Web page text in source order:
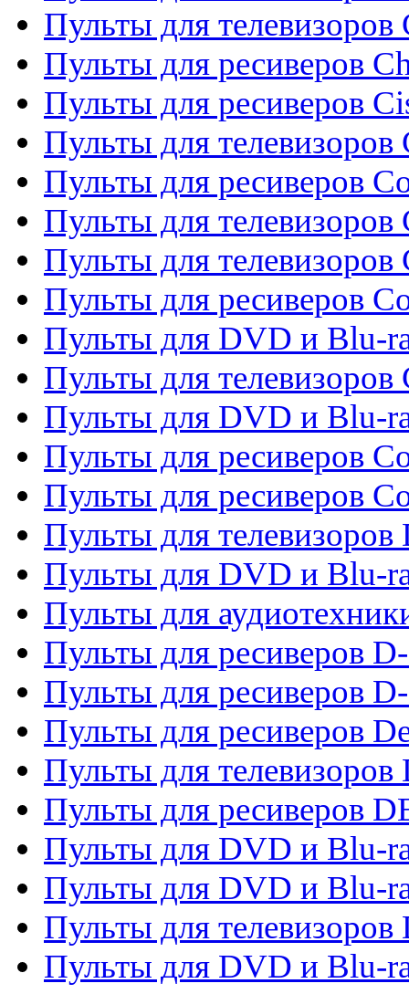
Пульты для телевизоров
Пульты для ресиверов
Пульты для ресиверов
Пульты для телевизоров
Пульты для ресиверов
Пульты для телевизоров
Пульты для телевизоров
Пульты для ресиверов
Пульты для DVD и Blu-
Пульты для телевизоров
Пульты для DVD и Blu-
Пульты для ресиверов
Пульты для ресиверов
Пульты для телевизоров
Пульты для DVD и Blu-
Пульты для
Пульты для ресиверов
Пульты для ресиверов
Пульты для ресиверов
Пульты для телевизоров
Пульты для ресиверов
Пульты для DVD и Blu-
Пульты для DVD и Blu-
Пульты для
Пульты для DVD и Blu-